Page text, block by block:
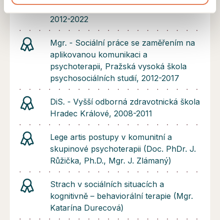
daseinsanalytickém směru - PVŠPS,
2012-2022
Mgr. - Sociální práce se zaměřením na
aplikovanou komunikaci a
psychoterapii, Pražská vysoká škola
psychosociálních studií, 2012-2017
DiS. - Vyšší odborná zdravotnická škola
Hradec Králové, 2008-2011
Lege artis postupy v komunitní a
skupinové psychoterapii (Doc. PhDr. J.
Růžička, Ph.D., Mgr. J. Zlámaný)
Strach v sociálních situacích a
kognitivně – behaviorální terapie (Mgr.
Katarína Durecová)